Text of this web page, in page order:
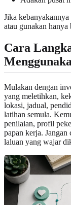
Jika
atau gunakan hanya
Cara
Mulakan dengan
yang meletihkan,
lokasi, jadual,
latihan semula.
penilaian, profil
papan kerja.
laluan yang wajar